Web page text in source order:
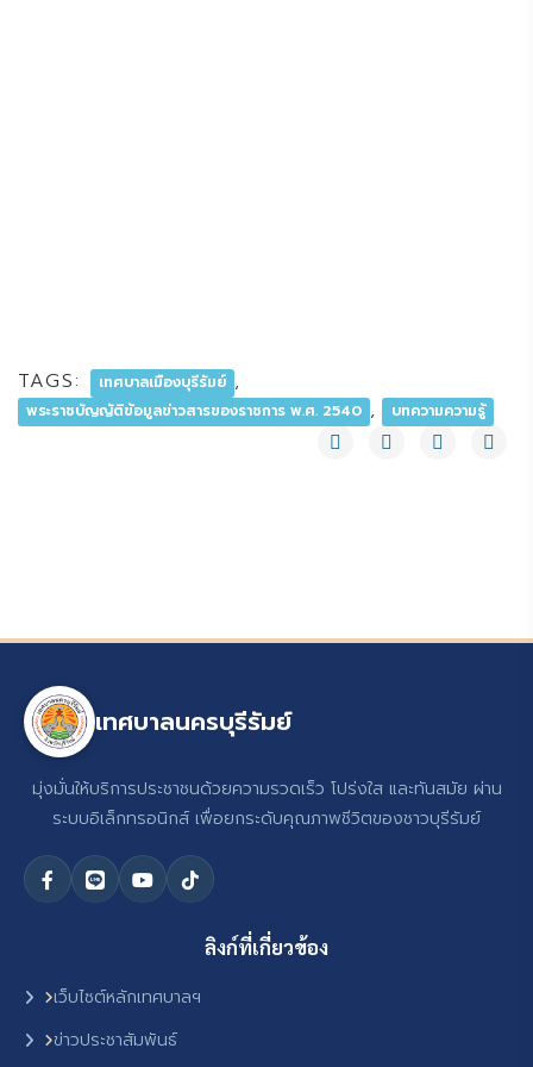
TAGS: เทศบาลเมืองบุรีรัมย์ ,
พระราชบัญญัติข้อมูลข่าวสารของราชการ พ.ศ. 2540 , บทความความรู้
เทศบาลนครบุรีรัมย์
มุ่งมั่นให้บริการประชาชนด้วยความรวดเร็ว โปร่งใส และทันสมัย ผ่าน
ระบบอิเล็กทรอนิกส์ เพื่อยกระดับคุณภาพชีวิตของชาวบุรีรัมย์
ลิงก์ที่เกี่ยวข้อง
เว็บไซต์หลักเทศบาลฯ
ข่าวประชาสัมพันธ์